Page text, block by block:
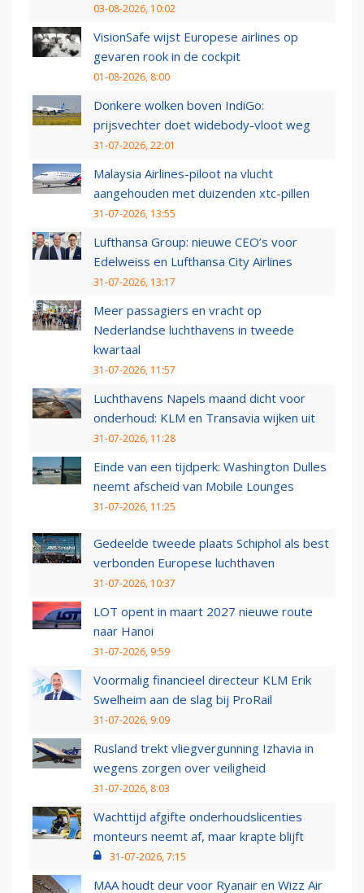
03-08-2026, 10:02
VisionSafe wijst Europese airlines op
gevaren rook in de cockpit
01-08-2026, 8:00
Donkere wolken boven IndiGo:
prijsvechter doet widebody-vloot weg
31-07-2026, 22:01
Malaysia Airlines-piloot na vlucht
aangehouden met duizenden xtc-pillen
31-07-2026, 13:55
Lufthansa Group: nieuwe CEO’s voor
Edelweiss en Lufthansa City Airlines
31-07-2026, 13:17
Meer passagiers en vracht op
Nederlandse luchthavens in tweede
kwartaal
31-07-2026, 11:57
Luchthavens Napels maand dicht voor
onderhoud: KLM en Transavia wijken uit
31-07-2026, 11:28
Einde van een tijdperk: Washington Dulles
neemt afscheid van Mobile Lounges
31-07-2026, 11:25
Gedeelde tweede plaats Schiphol als best
verbonden Europese luchthaven
31-07-2026, 10:37
LOT opent in maart 2027 nieuwe route
naar Hanoi
31-07-2026, 9:59
Voormalig financieel directeur KLM Erik
Swelheim aan de slag bij ProRail
31-07-2026, 9:09
Rusland trekt vliegvergunning Izhavia in
wegens zorgen over veiligheid
31-07-2026, 8:03
Wachttijd afgifte onderhoudslicenties
monteurs neemt af, maar krapte blijft
31-07-2026, 7:15
MAA houdt deur voor Ryanair en Wizz Air